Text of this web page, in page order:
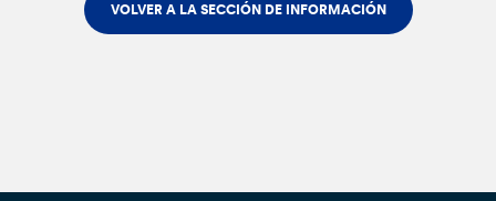
VOLVER A LA SECCIÓN DE INFORMACIÓN